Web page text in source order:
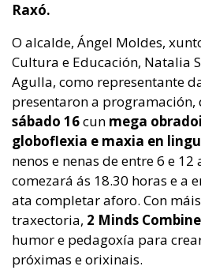
Raxó.
O alcalde, Ángel Moldes,
Cultura e Educación, Natalia
Agulla, como representante
presentaron a programación,
sábado 16cun mega
globoflexia e maxia en
nenos e nenas de entre 6 e
comezará ás 18.30 horas e a
ata completar aforo. Con
traxectoria, 2 Minds
humor e pedagoxía para
próximas e orixinais.